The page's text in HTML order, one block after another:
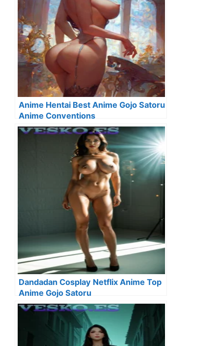
Anime Hentai Best Anime Gojo Satoru
Anime Conventions
Dandadan Cosplay Netflix Anime Top
Anime Gojo Satoru